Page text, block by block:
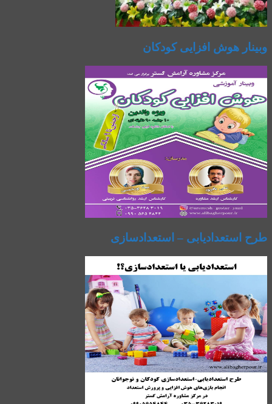
وبینار هوش افزایی کودکان
طرح استعدادیابی – استعدادسازی